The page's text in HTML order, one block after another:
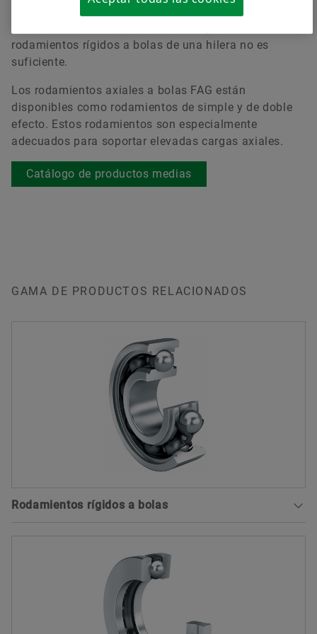
rodamientos rígidos a bolas de una hilera no es
suficiente.
Los rodamientos axiales a bolas FAG están
disponibles como rodamientos de simple y de doble
efecto. Estos rodamientos son especialmente
adecuados para soportar elevadas cargas axiales.
Catálogo de productos medias
GAMA DE PRODUCTOS RELACIONADOS
Rodamientos rígidos a bolas
Los rodamientos rígidos a bolas son rodamientos
con una gran variedad de aplicaciones,
autoretenidos, con anillos exteriores e interiores
macizos, y jaulas de bolas. Estos rodamientos, de
disposición sencilla, muy resistentes durante el
funcionamiento y fáciles de mantener, están